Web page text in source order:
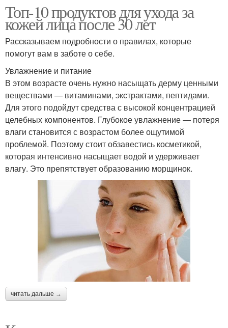
Топ-10 продуктов для ухода за
кожей лица после 30 лет
Рассказываем подробности о правилах, которые
помогут вам в заботе о себе.
Увлажнение и питание
В этом возрасте очень нужно насыщать дерму ценными
веществами — витаминами, экстрактами, пептидами.
Для этого подойдут средства с высокой концентрацией
целебных компонентов. Глубокое увлажнение — потеря
влаги становится с возрастом более ощутимой
проблемой. Поэтому стоит обзавестись косметикой,
которая интенсивно насыщает водой и удерживает
влагу. Это препятствует образованию морщинок.
читать дальше →